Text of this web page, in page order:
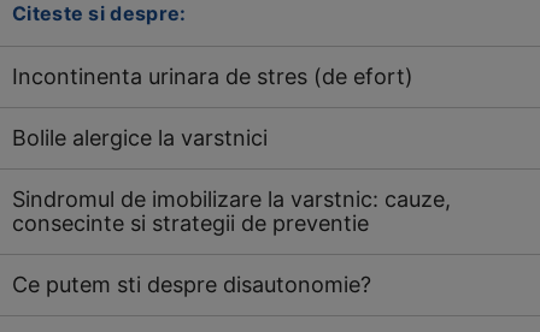
Citeste si despre:
Incontinenta urinara de stres (de efort)
Bolile alergice la varstnici
Sindromul de imobilizare la varstnic: cauze,
consecinte si strategii de preventie
Ce putem sti despre disautonomie?